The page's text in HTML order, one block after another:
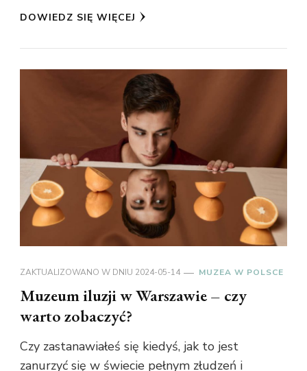
DOWIEDZ SIĘ WIĘCEJ
ZAKTUALIZOWANO W DNIU 2024-05-14 MUZEA W POLSCE
Muzeum iluzji w Warszawie – czy
warto zobaczyć?
Czy zastanawiałeś się kiedyś, jak to jest
zanurzyć się w świecie pełnym złudzeń i